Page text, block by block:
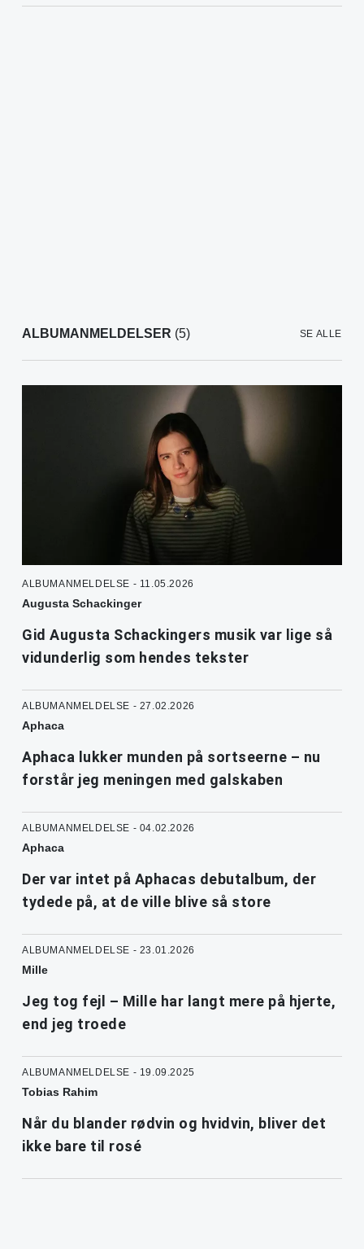
ALBUMANMELDELSER (5) SE ALLE
ALBUMANMELDELSE - 11.05.2026
Augusta Schackinger
Gid Augusta Schackingers musik var lige så
vidunderlig som hendes tekster
ALBUMANMELDELSE - 27.02.2026
Aphaca
Aphaca lukker munden på sortseerne – nu
forstår jeg meningen med galskaben
ALBUMANMELDELSE - 04.02.2026
Aphaca
Der var intet på Aphacas debutalbum, der
tydede på, at de ville blive så store
ALBUMANMELDELSE - 23.01.2026
Mille
Jeg tog fejl – Mille har langt mere på hjerte,
end jeg troede
ALBUMANMELDELSE - 19.09.2025
Tobias Rahim
Når du blander rødvin og hvidvin, bliver det
ikke bare til rosé